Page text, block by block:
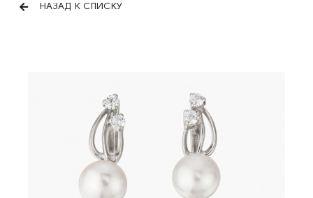
НАЗАД К СПИСКУ